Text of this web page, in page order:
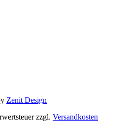
Zenit Design
zzgl. Versandkosten